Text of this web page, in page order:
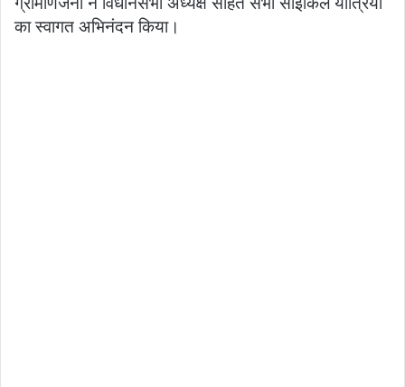
का स्वागत अभिनंदन किया।